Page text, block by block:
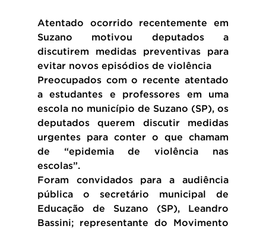
Atentado ocorrido recentemente em
Suzano motivou deputados a
discutirem medidas preventivas para
evitar novos episódios de violência
Preocupados com o recente atentado
a estudantes e professores em uma
escola no município de Suzano (SP), os
deputados querem discutir medidas
urgentes para conter o que chamam
de “epidemia de violência nas
escolas”.
Foram convidados para a audiência
pública o secretário municipal de
Educação de Suzano (SP), Leandro
Bassini; representante do Movimento